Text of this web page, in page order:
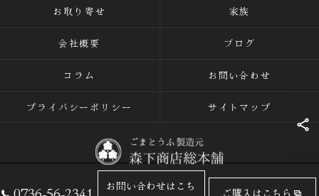
お問い合わせはこち
ご購入はこちら
お取り寄せ 家族
会社概要 ブログ
コラム お問い合わせ
プライバシーポリシー サイトマップ
© 2026 ごまとうふの専門店なら有限会社森下商店総本舗 ALL RIGHTS